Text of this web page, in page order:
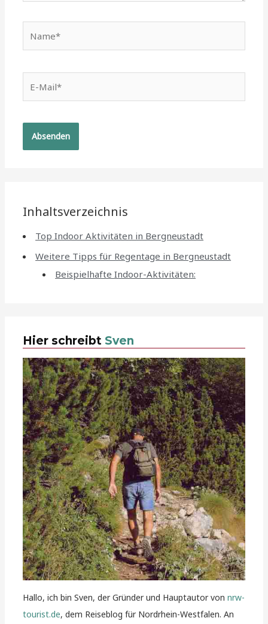
Mail*
Inhaltsverzeichnis
Top Indoor Aktivitäten in Bergneustadt
Weitere Tipps für Regentage in Bergneustadt
Beispielhafte Indoor-Aktivitäten:
Hier schreibt Sven
Hallo, ich bin Sven, der Gründer und Hauptautor vonnrw-
tourist.de, dem Reiseblog für Nordrhein-Westfalen. An